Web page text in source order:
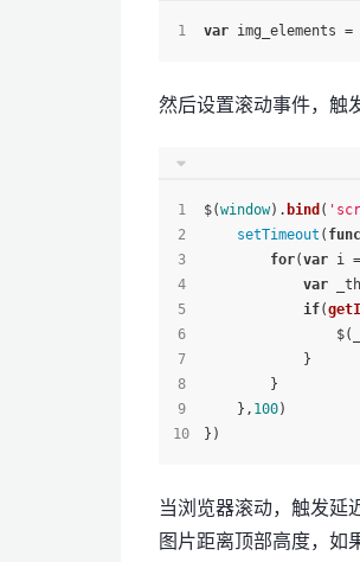
var img_elements =
然后设置滚动事件，触
$(window). bind (
setTimeout (
for(var i =
var
if(
            }
        }
    },
100)
})
当浏览器滚动，触发
图片距离顶部高度，如